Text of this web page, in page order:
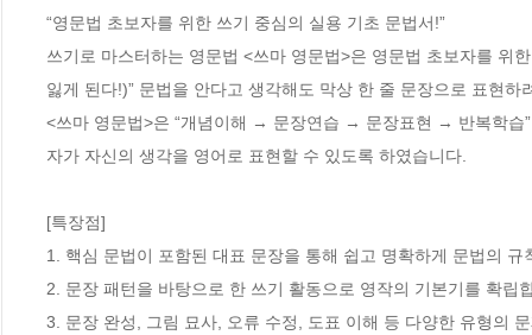
“영문법 초보자를 위한 쓰기 중심의 실용 기초 문법서!”
쓰기로 마스터하는 영문법 <쓰마 영문법>은 영문법 초보자를 위
잃게 된다!)” 문법을 안다고 생각해도 막상 한 줄 문장으로 표현
<쓰마 영문법>은 “개념이해 → 문장연습 → 문장표현 → 반복학습
자가 자신의 생각을 영어로 표현할 수 있도록 하였습니다.
[특장점]
1. 핵심 문법이 포함된 대표 문장을 통해 쉽고 명확하게 문법의 규
2. 문장 패턴을 바탕으로 한 쓰기 활동으로 영작의 기본기를 확립
3. 문장 완성, 그림 묘사, 오류 수정, 도표 이해 등 다양한 유형의